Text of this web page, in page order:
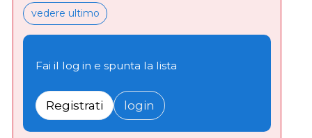
vedere ultimo
Fai il log in e spunta la lista
Registrati login